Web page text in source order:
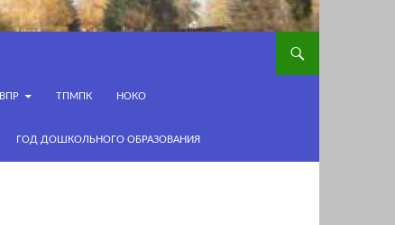
ВПР ТПМПК НОКО
ГОД ДОШКОЛЬНОГО ОБРАЗОВАНИЯ